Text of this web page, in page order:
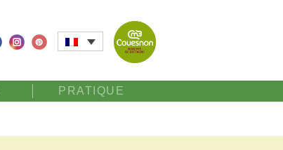
PRATIQUE